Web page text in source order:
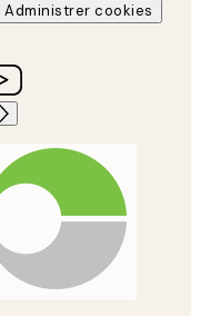
Administrer cookies